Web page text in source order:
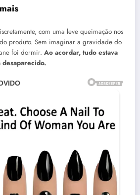
com uma leve queimação nos
produto. Sem imaginar a gravidade do
foi dormir. Ao acordar, tudo estava
desaparecido.